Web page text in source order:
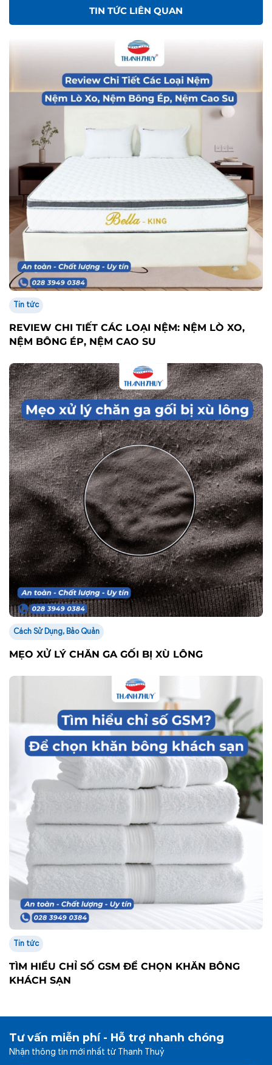
TIN TỨC LIÊN QUAN
Tin tức
REVIEW CHI TIẾT CÁC LOẠI NỆM: NỆM LÒ XO,
NỆM BÔNG ÉP, NỆM CAO SU
Cách Sử Dụng, Bảo Quản
MẸO XỬ LÝ CHĂN GA GỐI BỊ XÙ LÔNG
Tin tức
TÌM HIỂU CHỈ SỐ GSM ĐỂ CHỌN KHĂN BÔNG
KHÁCH SẠN
Tư vấn miễn phí - Hỗ trợ nhanh chóng
Nhận thông tin mới nhất từ Thanh Thuỷ